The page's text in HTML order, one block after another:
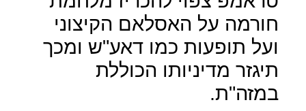
חורמה על האסלאם הקיצוני
ועל תופעות כמו דאע"ש ומכך
תיגזר מדיניותו הכוללת
במזה"ת.